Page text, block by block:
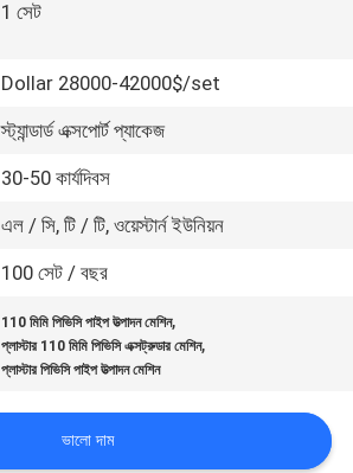
1 সেট
Dollar 28000-42000$/set
স্ট্যান্ডার্ড এক্সপোর্ট প্যাকেজ
30-50 কার্যদিবস
এল / সি, টি / টি, ওয়েস্টার্ন ইউনিয়ন
100 সেট / বছর
110 মিমি পিভিসি পাইপ উত্পাদন মেশিন,
প্লাস্টার 110 মিমি পিভিসি এক্সট্রুডার মেশিন,
প্লাস্টার পিভিসি পাইপ উত্পাদন মেশিন
ভালো দাম